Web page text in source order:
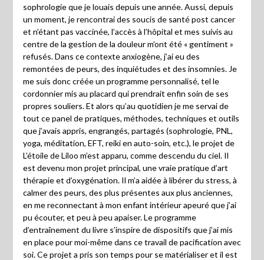
sophrologie que je louais depuis une année. Aussi, depuis
un moment, je rencontrai des soucis de santé post cancer
et n’étant pas vaccinée, l’accès à l’hôpital et mes suivis au
centre de la gestion de la douleur m’ont été « gentiment »
refusés. Dans ce contexte anxiogène, j’ai eu des
remontées de peurs, des inquiétudes et des insomnies. Je
me suis donc créée un programme personnalisé, tel le
cordonnier mis au placard qui prendrait enfin soin de ses
propres souliers. Et alors qu’au quotidien je me servai de
tout ce panel de pratiques, méthodes, techniques et outils
que j’avais appris, engrangés, partagés (sophrologie, PNL,
yoga, méditation, EFT, reiki en auto-soin, etc.), le projet de
L’étoile de Liloo m’est apparu, comme descendu du ciel. Il
est devenu mon projet principal, une vraie pratique d’art
thérapie et d’oxygénation. Il m’a aidée à libérer du stress, à
calmer des peurs, des plus présentes aux plus anciennes,
en me reconnectant à mon enfant intérieur apeuré que j’ai
pu écouter, et peu à peu apaiser. Le programme
d’entraînement du livre s’inspire de dispositifs que j’ai mis
en place pour moi-même dans ce travail de pacification avec
soi. Ce projet a pris son temps pour se matérialiser et il est